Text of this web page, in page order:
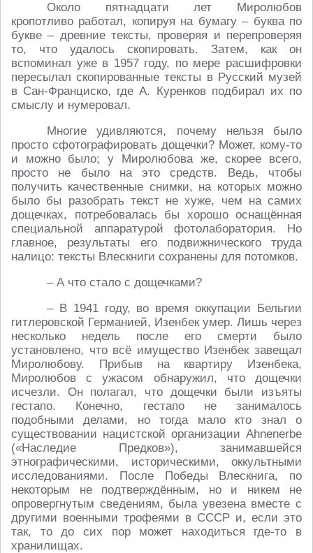
Около пятнадцати лет Миролюбов
кропотливо работал, копируя на бумагу – буква по
букве – древние тексты, проверяя и перепроверяя
то, что удалось скопировать. Затем, как он
вспоминал уже в 1957 году, по мере расшифровки
пересылал скопированные тексты в Русский музей
в Сан-Франциско, где А. Куренков подбирал их по
смыслу и нумеровал.
Многие удивляются, почему нельзя было
просто сфотографировать дощечки? Может, кому-то
и можно было; у Миролюбова же, скорее всего,
просто не было на это средств. Ведь, чтобы
получить качественные снимки, на которых можно
было бы разобрать текст не хуже, чем на самих
дощечках, потребовалась бы хорошо оснащённая
специальной аппаратурой фотолаборатория. Но
главное, результаты его подвижнического труда
налицо: тексты Влескниги сохранены для потомков.
– А что стало с дощечками?
– В 1941 году, во время оккупации Бельгии
гитлеровской Германией, Изенбек умер. Лишь через
несколько недель после его смерти было
установлено, что всё имущество Изенбек завещал
Миролюбову. Прибыв на квартиру Изенбека,
Миролюбов с ужасом обнаружил, что дощечки
исчезли. Он полагал, что дощечки были изъяты
гестапо. Конечно, гестапо не занималось
подобными делами, но тогда мало кто знал о
существовании нацистской организации Ahnenerbe
(«Наследие Предков»), занимавшейся
этнографическими, историческими, оккультными
исследованиями. После Победы Влескнига, по
некоторым не подтверждённым, но и никем не
опровергнутым сведениям, была увезена вместе с
другими военными трофеями в СССР и, если это
так, то до сих пор может находиться где-то в
хранилищах.